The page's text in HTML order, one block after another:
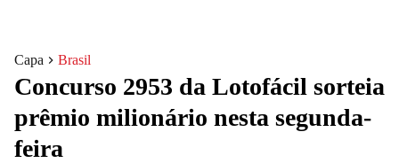
Capa Brasil
Concurso 2953 da Lotofácil sorteia
prêmio milionário nesta segunda-
feira